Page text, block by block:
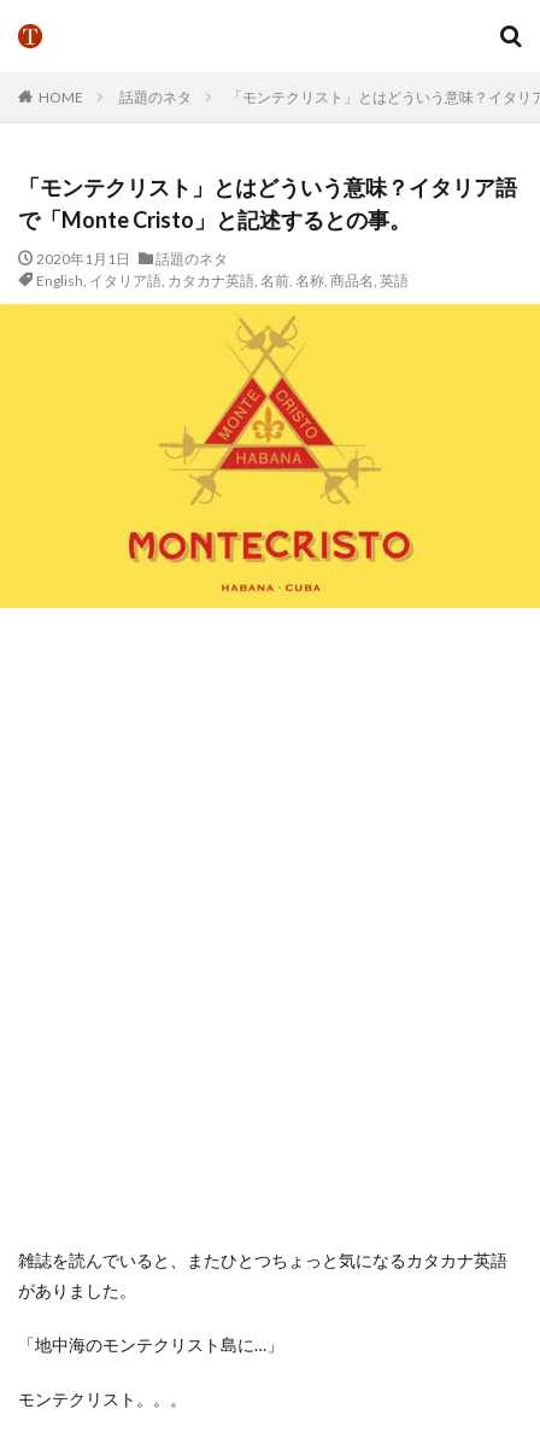
HOME 話題のネタ 「モンテクリスト」とはどういう意味？イタ
「モンテクリスト」とはどういう意味？イタリア語
で「Monte Cristo」と記述するとの事。
2020年1月1日
話題のネタ
English, イタリア語, カタカナ英語, 名前, 名称, 商品名, 英語
雑誌を読んでいると、またひとつちょっと気になるカタカナ英語
がありました。
「地中海のモンテクリスト島に…」
モンテクリスト。。。